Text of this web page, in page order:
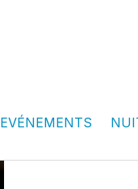
EVÉNEMENTS